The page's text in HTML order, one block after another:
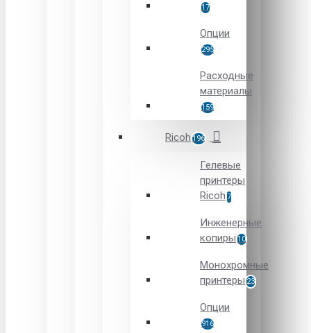
17
Опции
295
Расходные
материалы
159
Ricoh 196
Гелевые
принтеры
Ricoh 7
Инженерные
копиры 10
Монохромные
принтеры 23
Опции
916